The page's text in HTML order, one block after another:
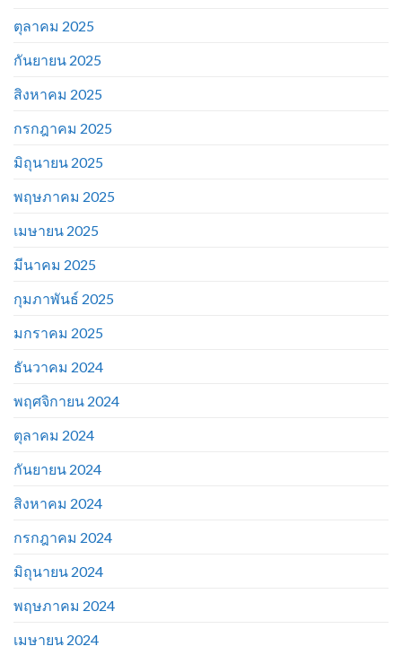
ตุลาคม 2025
กันยายน 2025
สิงหาคม 2025
กรกฎาคม 2025
มิถุนายน 2025
พฤษภาคม 2025
เมษายน 2025
มีนาคม 2025
กุมภาพันธ์ 2025
มกราคม 2025
ธันวาคม 2024
พฤศจิกายน 2024
ตุลาคม 2024
กันยายน 2024
สิงหาคม 2024
กรกฎาคม 2024
มิถุนายน 2024
พฤษภาคม 2024
เมษายน 2024